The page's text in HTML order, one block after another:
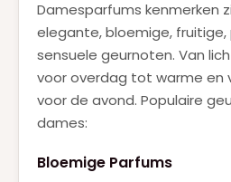
Damesparfums kenmerken
elegante, bloemige,
sensuele geurnoten. Van
voor overdag tot warme en
voor de avond. Populaire
dames:
Bloemige Parfums